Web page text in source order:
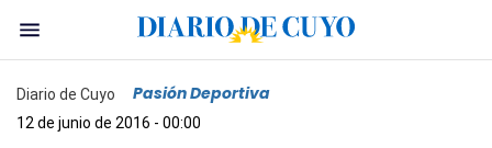
Diario de Cuyo Pasión Deportiva
12 de junio de 2016 - 00:00